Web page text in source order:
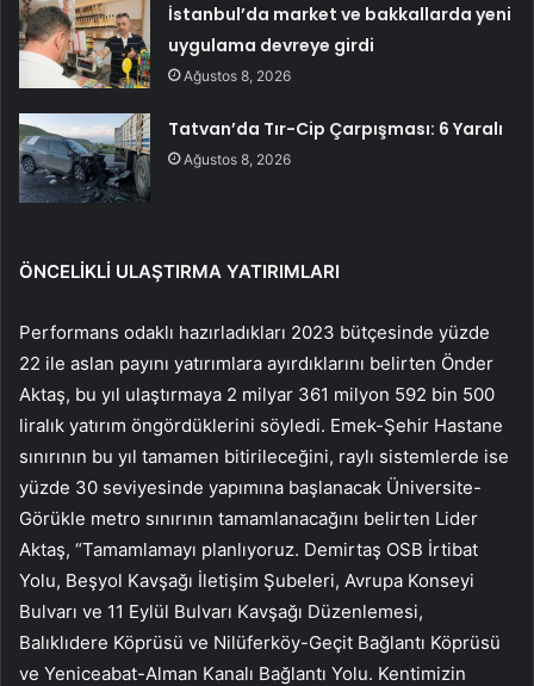
İstanbul’da market ve bakkallarda yeni
uygulama devreye girdi
Ağustos 8, 2026
Tatvan’da Tır-Cip Çarpışması: 6 Yaralı
Ağustos 8, 2026
ÖNCELİKLİ ULAŞTIRMA YATIRIMLARI
Performans odaklı hazırladıkları 2023 bütçesinde yüzde
22 ile aslan payını yatırımlara ayırdıklarını belirten Önder
Aktaş, bu yıl ulaştırmaya 2 milyar 361 milyon 592 bin 500
liralık yatırım öngördüklerini söyledi. Emek-Şehir Hastane
sınırının bu yıl tamamen bitirileceğini, raylı sistemlerde ise
yüzde 30 seviyesinde yapımına başlanacak Üniversite-
Görükle metro sınırının tamamlanacağını belirten Lider
Aktaş, “Tamamlamayı planlıyoruz. Demirtaş OSB İrtibat
Yolu, Beşyol Kavşağı İletişim Şubeleri, Avrupa Konseyi
Bulvarı ve 11 Eylül Bulvarı Kavşağı Düzenlemesi,
Balıklıdere Köprüsü ve Nilüferköy-Geçit Bağlantı Köprüsü
ve Yeniceabat-Alman Kanalı Bağlantı Yolu. Kentimizin